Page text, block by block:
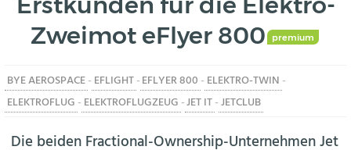
MILITÄR
INDUSTRIE
Zweimot eFlyer 800
premium
BYE AEROSPACE- EFLIGHT-EFLYER 800 - ELEKTRO-TWIN -
ELEKTROFLUG - ELEKTROFLUGZEUG -JET IT-JETCLUB
Die beiden Fractional-Ownership-Unternehmen Jet